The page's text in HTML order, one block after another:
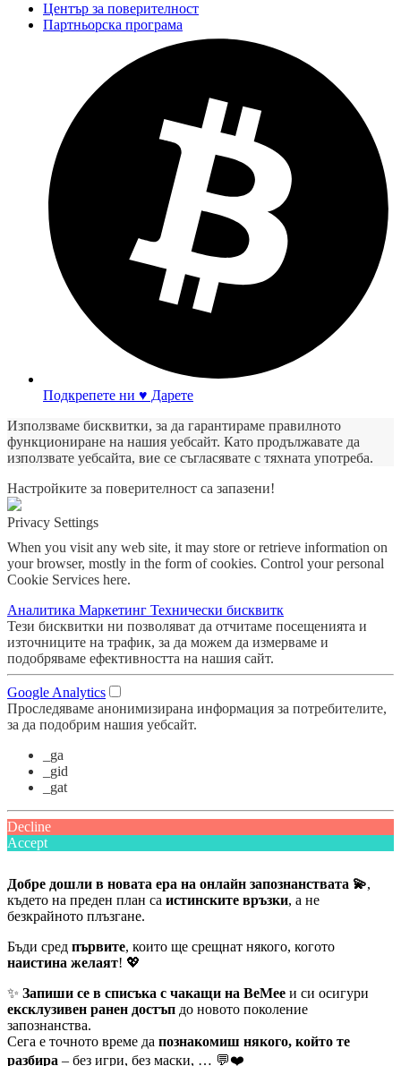
Център за поверителност
Партньорска програма
Подкрепете ни ♥ Дарете
Използваме бисквитки, за да гарантираме правилното
функциониране на нашия уебсайт. Като продължавате да
използвате уебсайта, вие се съгласявате с тяхната употреба.
Настройките за поверителност са запазени!
Privacy Settings
When you visit any web site, it may store or retrieve information on
your browser, mostly in the form of cookies. Control your personal
Cookie Services here.
Аналитика Маркетинг Технически бисквитк
Тези бисквитки ни позволяват да отчитаме посещенията и
източниците на трафик, за да можем да измерваме и
подобряваме ефективността на нашия сайт.
Google Analytics
Проследяваме анонимизирана информация за потребителите,
за да подобрим нашия уебсайт.
_ga
_gid
_gat
Decline
Accept
Добре дошли в новата ера на онлайн запознанствата 💫,
където на преден план са истинските връзки, а не
безкрайното плъзгане.
Бъди сред първите, които ще срещнат някого, когото
наистина желаят! 💖
✨ Запиши се в списъка с чакащи на BeMee и си осигури
ексклузивен ранен достъп до новото поколение
запознанства.
Сега е точното време да познакомиш някого, който те
разбира – без игри, без маски, … 💬❤️